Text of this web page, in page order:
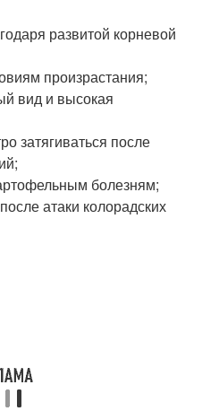
развитой корневой
произрастания;
вид и высокая
затягиваться после
болезням;
атаки колорадских